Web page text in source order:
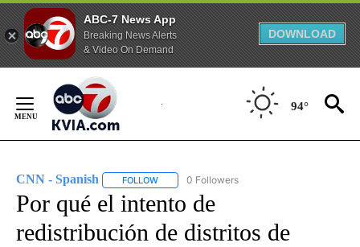
ABC-7 News App
Breaking News Alerts
& Video On Demand
DOWNLOAD
Content
94°
CNN - Spanish FOLLOW FOLLOW "CNN - SPANISH" TO RECEIVE
0 Followers
Por qué el intento de
redistribución de distritos de